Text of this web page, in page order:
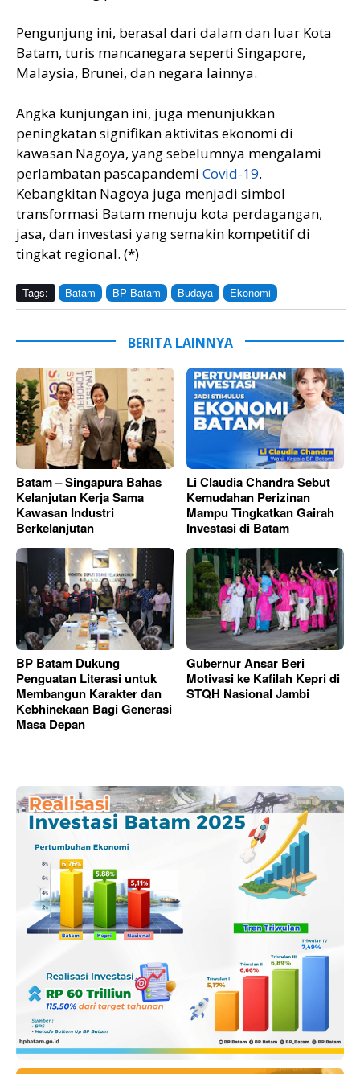
Pengunjung ini, berasal dari dalam dan luar Kota
Batam, turis mancanegara seperti Singapore,
Malaysia, Brunei, dan negara lainnya.
Angka kunjungan ini, juga menunjukkan
peningkatan signifikan aktivitas ekonomi di
kawasan Nagoya, yang sebelumnya mengalami
perlambatan pascapandemi Covid-19.
Kebangkitan Nagoya juga menjadi simbol
transformasi Batam menuju kota perdagangan,
jasa, dan investasi yang semakin kompetitif di
tingkat regional. (*)
Tags: Batam BP Batam Budaya Ekonomi
BERITA LAINNYA
Batam – Singapura Bahas
Kelanjutan Kerja Sama
Kawasan Industri
Berkelanjutan
Li Claudia Chandra Sebut
Kemudahan Perizinan
Mampu Tingkatkan Gairah
Investasi di Batam
BP Batam Dukung
Penguatan Literasi untuk
Membangun Karakter dan
Kebhinekaan Bagi Generasi
Masa Depan
Gubernur Ansar Beri
Motivasi ke Kafilah Kepri di
STQH Nasional Jambi